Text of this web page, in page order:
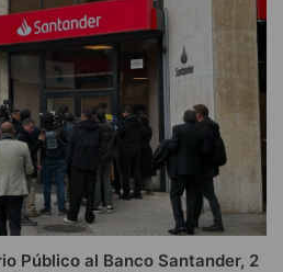
Público al Banco Santander, 2